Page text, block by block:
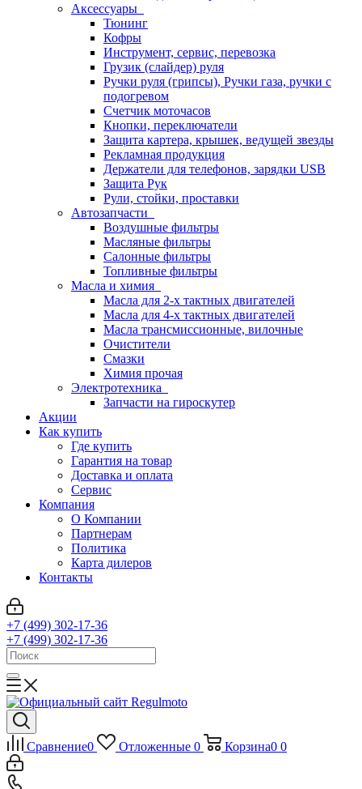
Аксессуары
Тюнинг
Кофры
Инструмент, сервис, перевозка
Грузик (слайдер) руля
Ручки руля (грипсы), Ручки газа, ручки с
подогревом
Счетчик моточасов
Кнопки, переключатели
Защита картера, крышек, ведущей звезды
Рекламная продукция
Держатели для телефонов, зарядки USB
Защита Рук
Рули, стойки, проставки
Автозапчасти
Воздушные фильтры
Масляные фильтры
Салонные фильтры
Топливные фильтры
Масла и химия
Масла для 2-х тактных двигателей
Масла для 4-х тактных двигателей
Масла трансмиссионные, вилочные
Очистители
Смазки
Химия прочая
Электротехника
Запчасти на гироскутер
Акции
Как купить
Где купить
Гарантия на товар
Доставка и оплата
Сервис
Компания
О Компании
Партнерам
Политика
Карта дилеров
Контакты
+7 (499) 302-17-36
+7 (499) 302-17-36
Сравнение0 Отложенные 0 Корзина0 0